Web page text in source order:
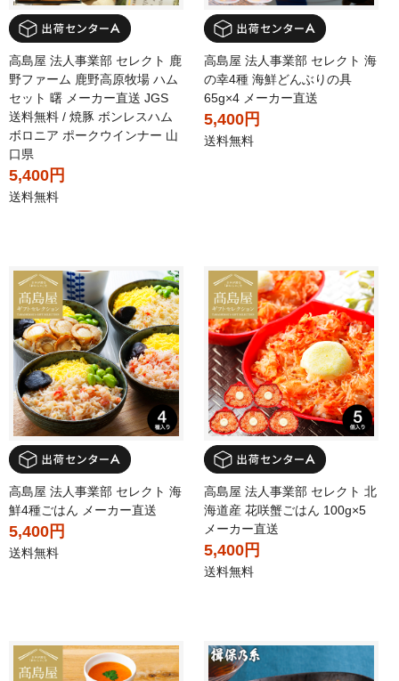
高島屋 法人事業部 セレクト 鹿
野ファーム 鹿野高原牧場 ハム
セット 曙 メーカー直送 JGS
送料無料 / 焼豚 ボンレスハム
ボロニア ポークウインナー 山
口県
5,400円
送料無料
高島屋 法人事業部 セレクト 海
の幸4種 海鮮どんぶりの具
65g×4 メーカー直送
5,400円
送料無料
高島屋 法人事業部 セレクト 海
鮮4種ごはん メーカー直送
5,400円
送料無料
高島屋 法人事業部 セレクト 北
海道産 花咲蟹ごはん 100g×5
メーカー直送
5,400円
送料無料